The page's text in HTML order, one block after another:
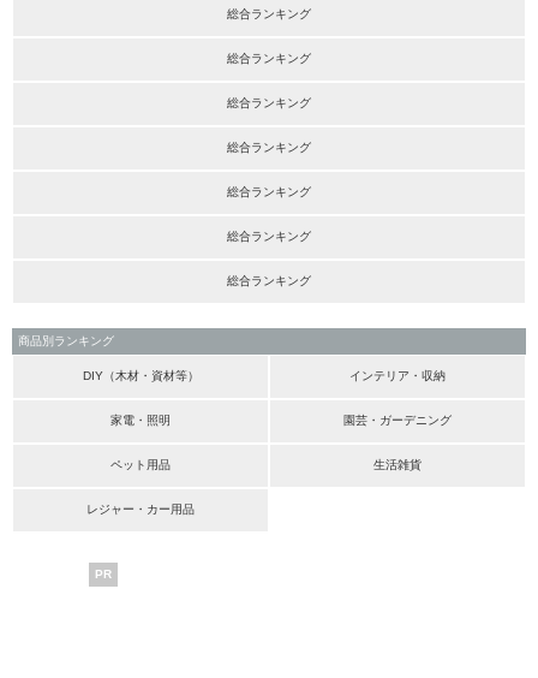
総合ランキング
総合ランキング
総合ランキング
総合ランキング
総合ランキング
総合ランキング
総合ランキング
商品別ランキング
DIY（木材・資材等） インテリア・収納
家電・照明 園芸・ガーデニング
ペット用品 生活雑貨
レジャー・カー用品
PR